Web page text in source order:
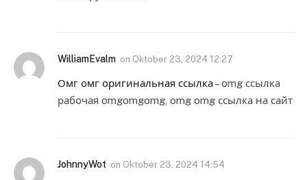
WilliamEvalm on Oktober 23, 2024 12:27
Омг омг оригинальная ссылка– omg ссылка
рабочая omgomgomg, omg omg ссылка на сайт
JohnnyWot on Oktober 23, 2024 14:54